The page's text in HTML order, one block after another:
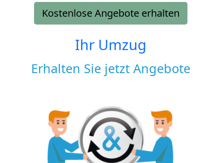
Kostenlose Angebote erhalten
Ihr Umzug
Erhalten Sie jetzt Angebote